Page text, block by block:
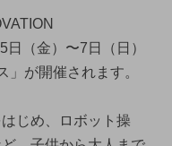
（金）〜7日（日）
が開催されます。
じめ、ロボット操